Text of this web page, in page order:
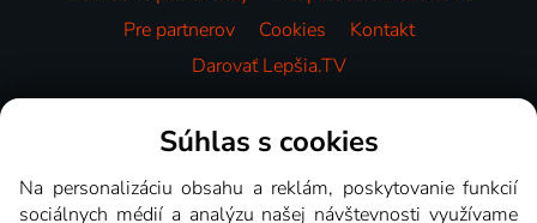
Pre partnerov
Cookies
Kontakt
Darovať Lepšia.TV
Videotéka
Súhlas s cookies
Na personalizáciu obsahu a reklám, poskytovanie funkcií
sociálnych médií a analýzu našej návštevnosti využívame